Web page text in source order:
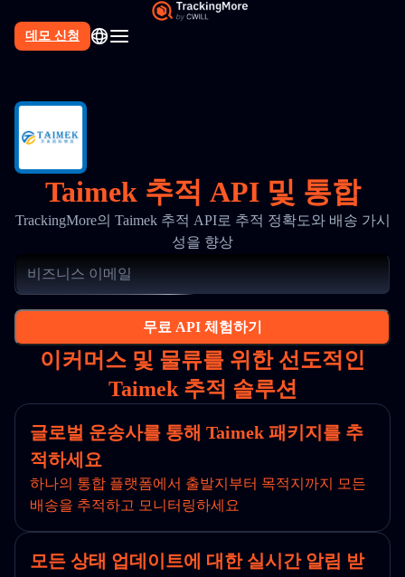
데모 신청
Taimek 추적 API 및 통합
TrackingMore의 Taimek 추적 API로 추적 정확도와 배송 가시
성을 향상
무료 API 체험하기
이커머스 및 물류를 위한 선도적인
Taimek 추적 솔루션
글로벌 운송사를 통해 Taimek 패키지를 추
적하세요
하나의 통합 플랫폼에서 출발지부터 목적지까지 모든
배송을 추적하고 모니터링하세요
모든 상태 업데이트에 대한 실시간 알림 받